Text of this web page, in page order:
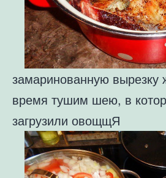
замаринованную вырезку
время тушим шею, в
загрузили овощщЯ